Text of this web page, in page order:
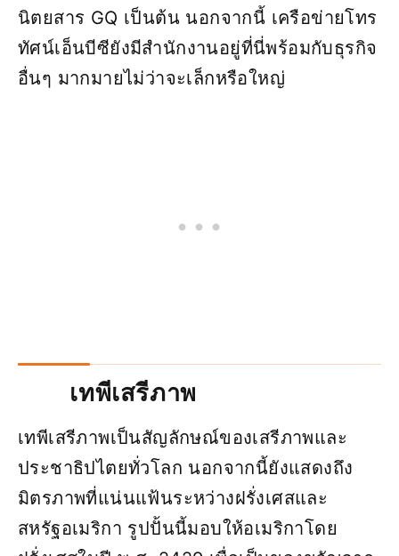
นิตยสาร GQ เป็นต้น นอกจากนี้ เครือข่ายโทร
ทัศน์เอ็นบีซียังมีสำนักงานอยู่ที่นี่พร้อมกับธุรกิจ
อื่นๆ มากมายไม่ว่าจะเล็กหรือใหญ่
เทพีเสรีภาพ
เทพีเสรีภาพเป็นสัญลักษณ์ของเสรีภาพและ
ประชาธิปไตยทั่วโลก นอกจากนี้ยังแสดงถึง
มิตรภาพที่แน่นแฟ้นระหว่างฝรั่งเศสและ
สหรัฐอเมริกา รูปปั้นนี้มอบให้อเมริกาโดย